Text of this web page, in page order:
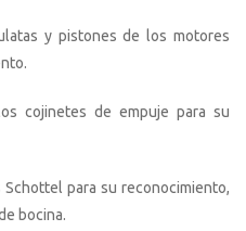
y pistones de los motores
cojinetes de empuje para su
para su reconocimiento,
bocina.